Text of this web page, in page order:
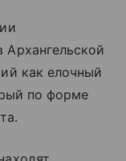
как елочный
по форме